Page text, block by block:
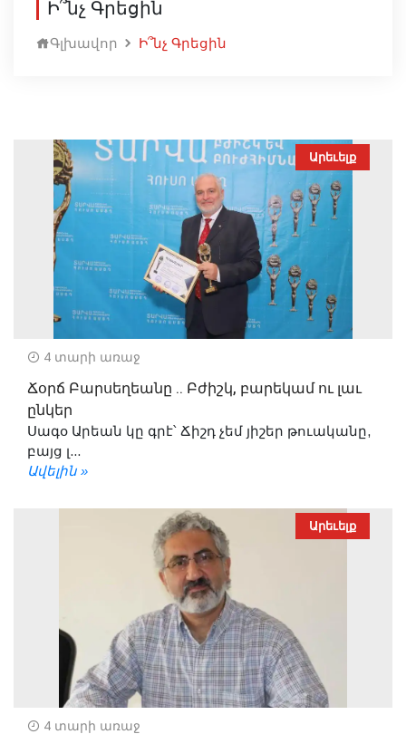
Ի՞նչ Գրեցին
Գլխավոր Ի՞նչ Գրեցին
Արեւելք
4 տարի առաջ
Ճօրճ Բարսեղեանը .. Բժիշկ, բարեկամ ու լաւ
ընկեր
Սագօ Արեան կը գրէ՝ Ճիշդ չեմ յիշեր թուականը,
բայց լ...
Ավելին »
Արեւելք
4 տարի առաջ